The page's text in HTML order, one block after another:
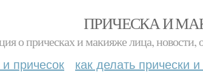
ПРИЧЕСКА И
о прическах и макияже лица, новости,
причесок как делать прически